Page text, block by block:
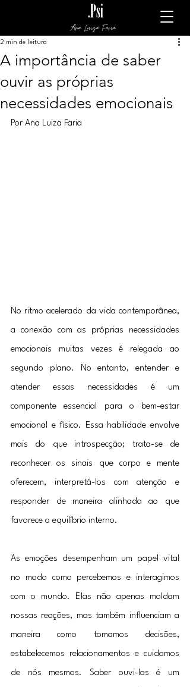
Ana Luiza Faria
A importância de saber
ouvir as próprias
necessidades emocionais
2 min de leitura
Por Ana Luiza Faria
No ritmo acelerado da vida contemporânea,
a conexão com as próprias necessidades
emocionais muitas vezes é relegada ao
segundo plano. No entanto, entender e
atender essas necessidades é um
componente essencial para o bem-estar
emocional e físico. Essa habilidade envolve
mais do que introspecção; trata-se de
reconhecer os sinais que corpo e mente
oferecem, interpretá-los com atenção e
responder de maneira alinhada ao que
favorece o equilíbrio interno.
As emoções desempenham um papel vital
no modo como percebemos e interagimos
com o mundo. Elas não apenas moldam
nossas reações, mas também influenciam a
maneira como tomamos decisões,
estabelecemos relacionamentos e cuidamos
de nós mesmos. Saber ouvi-las é um